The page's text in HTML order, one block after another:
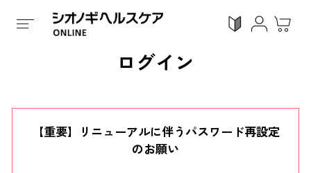
利用ガイド
会員登録
お気に入り
ログイン
【重要】リニューアルに伴うパスワード再設定
のお願い